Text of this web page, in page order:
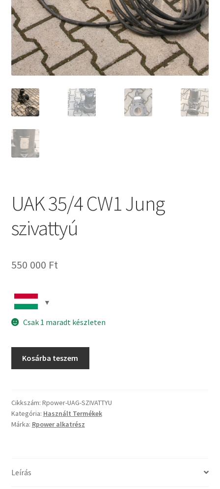
UAK 35/4 CW1 Jung
szivattyú
550 000 Ft
Csak 1 maradt készleten
szivattyú
mennyiség
Kosárba teszem
Cikkszám: Rpower-UAG-SZIVATTYU
Kategória: Használt Termékek
Márka: Rpower alkatrész
Leírás